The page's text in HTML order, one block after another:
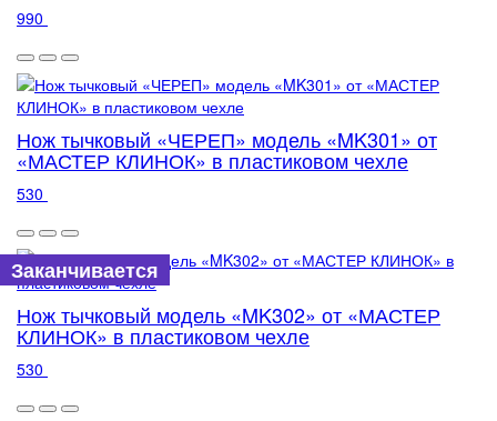
990
Нож тычковый «ЧЕРЕП» модель «MK301» от
«МАСТЕР КЛИНОК» в пластиковом чехле
530
Заканчивается
Нож тычковый модель «MK302» от «МАСТЕР
КЛИНОК» в пластиковом чехле
530